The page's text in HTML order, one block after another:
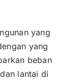
yang
yang
beban
lantai di